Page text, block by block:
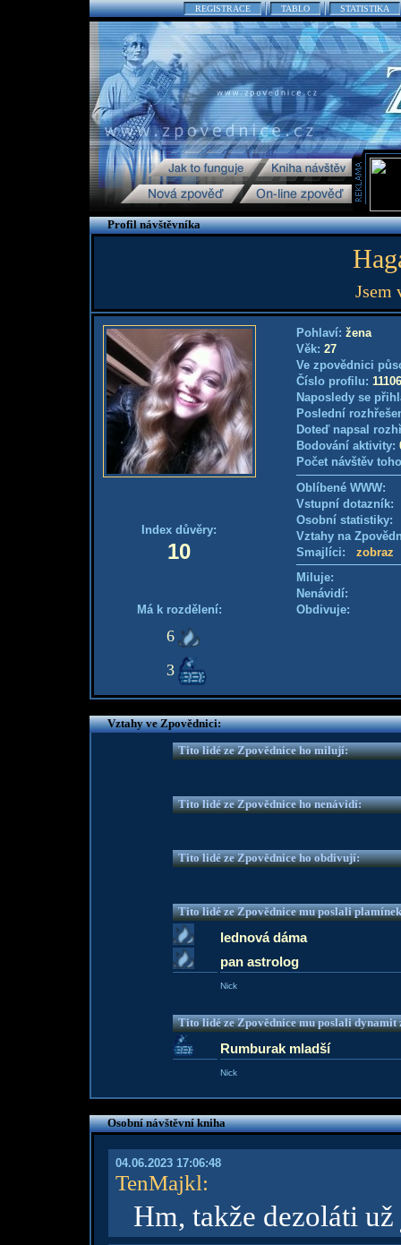
REGISTRACE TABLO STATISTIKA
Profil návštěvníka
Jsem
Index důvěry:
10
Má k rozdělení:
6
3
Pohlaví: žena
Věk: 27
Ve zpovědnici
Číslo profilu:
Naposledy se
Poslední
Doteď napsal
Bodování aktivity:
Počet návštěv
Oblíbené WWW:
Vstupní
Osobní
Vztahy na
Smajlíci: zobraz
Miluje:
Nenávidí:
Obdivuje:
Vztahy ve Zpovědnici:
Tito lidé ze Zpovědnice ho milují:
Tito lidé ze Zpovědnice ho nenávidí:
Tito lidé ze Zpovědnice ho obdivují:
Tito lidé ze Zpovědnice mu poslali
lednová dáma
pan astrolog
Nick
Tito lidé ze Zpovědnice mu poslali dynamit
Rumburak mladší
Nick
Osobní návštěvní kniha
04.06.2023 17:06:48
TenMajkl:
Hm, takže dezoláti